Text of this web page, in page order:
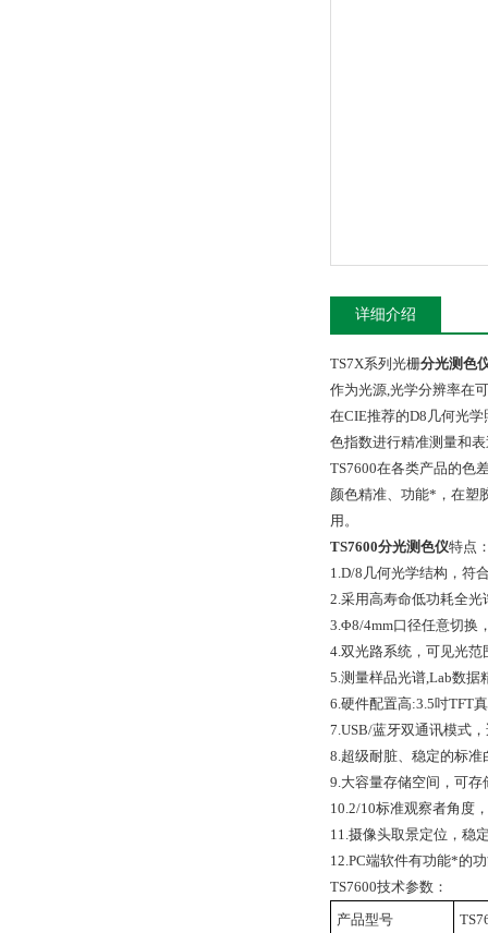
详细介绍
TS7X系列光栅分光测色
作为光源,光学分辨率在
在CIE推荐的D8几何光
色指数进行精准测量和
TS7600在各类产品的色
颜色精准、功能*，在塑
用。
TS7600分光测色仪特点
1.D/8几何光学结构，符
2.采用高寿命低功耗全
3.Φ8/4mm口径任意切换
4.双光路系统，可见光范
5.测量样品光谱,Lab数据
6.硬件配置高:3.5吋TFT
7.USB/蓝牙双通讯模式
8.超级耐脏、稳定的标准
9.大容量存储空间，可
10.2/10标准观察者角度
11.摄像头取景定位，稳
12.PC端软件有功能*的
TS7600技术参数：
产品型号